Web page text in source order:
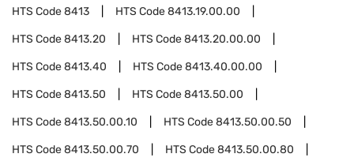
HTS Code8413 HTS Code8413.19.00.00
HTS Code8413.20 HTS Code8413.20.00.00
HTS Code8413.40 HTS Code8413.40.00.00
HTS Code8413.50 HTS Code8413.50.00
HTS Code8413.50.00.10 HTS Code8413.50.00.50
HTS Code8413.50.00.70 HTS Code8413.50.00.80